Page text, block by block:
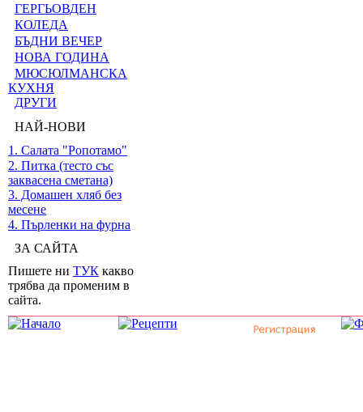
ГЕРГЬОВДЕН
КОЛЕДА
БЪДНИ ВЕЧЕР
НОВА ГОДИНА
МЮСЮЛМАНСКА
КУХНЯ
ДРУГИ
НАЙ-НОВИ
1. Салата "Ропотамо"
2. Питка (тесто със
заквасена сметана)
3. Домашен хляб без
месене
4. Пърленки на фурна
ЗА САЙТА
Пишете ни ТУК какво
трябва да променим в
сайта.